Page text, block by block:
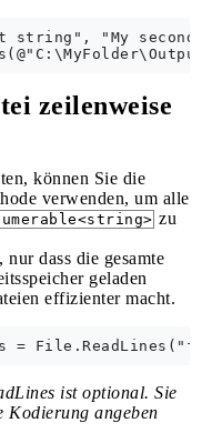
"My second
zeilenweise
können Sie die
verwenden, um alle
zu
, nur dass die gesamte
geladen
effizienter macht.
ist optional. Sie
Kodierung angeben